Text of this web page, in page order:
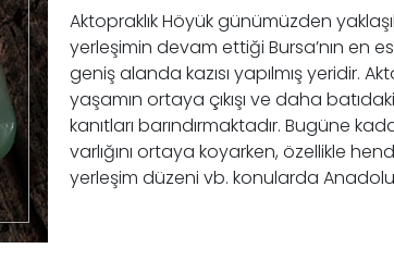
Aktopraklık Höyük günümüzden
yerleşimin devam ettiği Bursa’nın en
geniş alanda kazısı yapılmış yeridir.
yaşamın ortaya çıkışı ve daha
kanıtları barındırmaktadır. Bugüne
varlığını ortaya koyarken, özellikle
yerleşim düzeni vb. konularda